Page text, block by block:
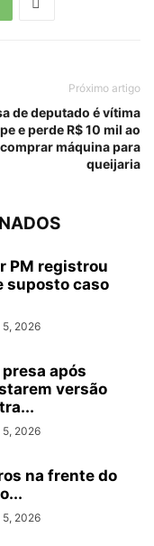
Próximo artigo
de deputado é vítima
e perde R$ 10 mil ao
comprar máquina para
queijaria
PM registrou
suposto caso
5, 2026
após
versão
5, 2026
na frente do
5, 2026